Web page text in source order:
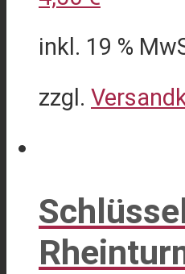
inkl. 19 %
zzgl.